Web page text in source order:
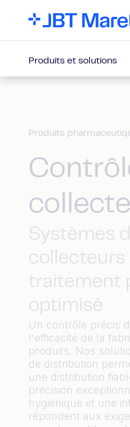
Produits et solutions
Produits
Systèmes
collecteurs
traitement
optimisé
Un contrôle précis
l'efficacité de la
produits. Nos
de distribution
une distribution
précision
hygiénique et une
répondent aux